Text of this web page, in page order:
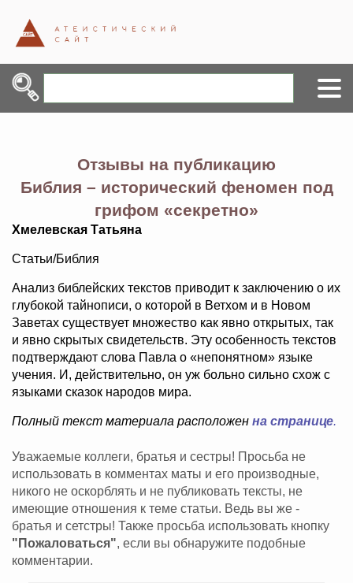
Отзывы на публикацию
Библия – исторический феномен под
грифом «секретно»
Хмелевская Татьяна
Статьи/Библия
Анализ библейских текстов приводит к заключению о их
глубокой тайнописи, о которой в Ветхом и в Новом
Заветах существует множество как явно открытых, так
и явно скрытых свидетельств. Эту особенность текстов
подтверждают слова Павла о «непонятном» языке
учения. И, действительно, он уж больно сильно схож с
языками сказок народов мира.
Полный текст материала расположен на странице.
Уважаемые коллеги, братья и сестры! Просьба не
использовать в комментах маты и его производные,
никого не оскорблять и не публиковать тексты, не
имеющие отношения к теме статьи. Ведь вы же -
братья и сетстры! Также просьба использовать кнопку
"Пожаловаться", если вы обнаружите подобные
комментарии.